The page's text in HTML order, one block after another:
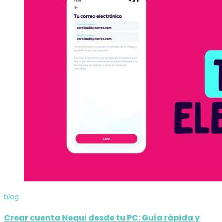
blog
Crear cuenta Nequi desde tu PC: Guía rápida y